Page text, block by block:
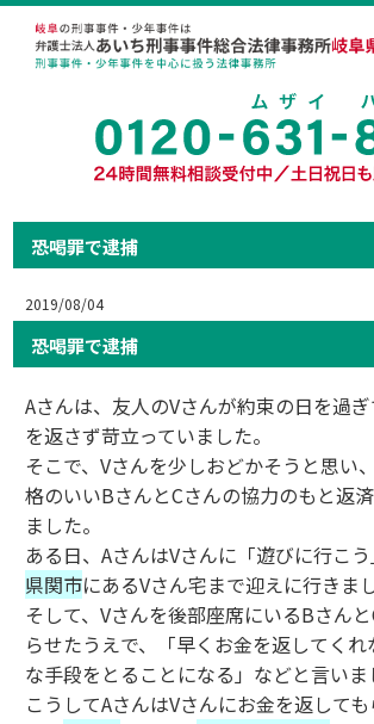
恐喝罪で逮捕
2019/08/04
恐喝罪で逮捕
Aさんは、友人のVさんが約束の日を過
を返さず苛立っていました。
そこで、Vさんを少しおどかそうと思い
格のいいBさんとCさんの協力のもと返
ました。
ある日、AさんはVさんに「遊びに行こう
県関市にあるVさん宅まで迎えに行きま
そして、Vさんを後部座席にいるBさん
らせたうえで、「早くお金を返してく
な手段をとることになる」などと言いま
こうしてAさんはVさんにお金を返しても